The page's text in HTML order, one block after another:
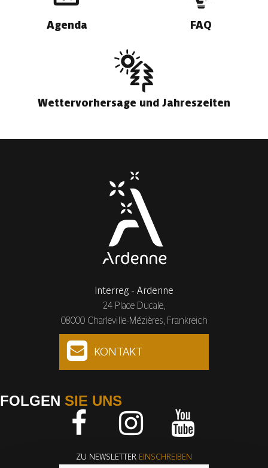
Agenda FAQ
Wettervorhersage und Jahreszeiten
Interreg - Ardenne
24 Place Ducale,
08000 Charleville-Mézières, Frankreich
KONTAKT
FOLGEN SIE UNS
ZU NEWSLETTER EINSCHREIBEN